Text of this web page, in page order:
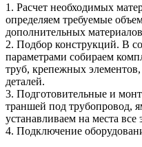
1. Расчет необходимых
определяем требуемые
дополнительных
2. Подбор конструкций. В
параметрами собираем
труб, крепежных
деталей.
3. Подготовительные и
траншей под трубопровод,
устанавливаем на места
4. Подключение